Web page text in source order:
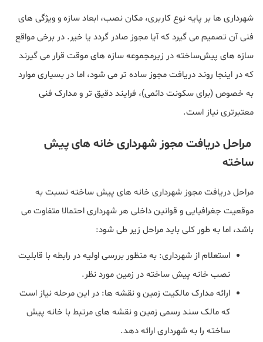
شهرداری‌ ها بر پایه نوع کاربری، مکان نصب، ابعاد سازه و ویژگی‌ های
فنی آن تصمیم‌ می گیرد که آیا مجوز صادر گردد یا خیر. در برخی مواقع
سازه های پیش‌ساخته در زیرمجموعه سازه‌ های موقت قرار می‌ گیرند
که در اینجا روند دریافت مجوز ساده‌ تر می شود، اما در بسیاری موارد
به خصوص (برای سکونت دائمی)، فرایند دقیق تر و مدارک فنی
معتبرتری نیاز است.
مراحل دریافت مجوز شهرداری خانه‌ های پیش‌
ساخته
مراحل دریافت مجوز شهرداری خانه‌ های پیش‌ ساخته نسبت به
موقعیت جغرافیایی و قوانین داخلی هر شهرداری احتمالا متفاوت می
باشد، اما به طور کلی باید مراحل زیر طی شود:
استعلام از شهرداری: به منظور بررسی اولیه در رابطه با قابلیت
نصب خانه پیش‌ ساخته در زمین مورد نظر.
ارائه مدارک مالکیت زمین و نقشه‌ ها: در این مرحله نیاز است
که مالک سند رسمی زمین و نقشه‌ های مرتبط با خانه پیش‌
ساخته را به شهرداری ارائه دهد.